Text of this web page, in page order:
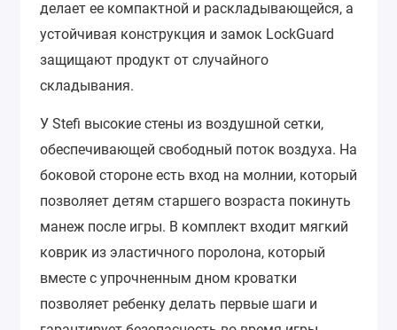
делает ее компактной и раскладывающейся, а
устойчивая конструкция и замок LockGuard
защищают продукт от случайного
складывания.
У Stefi высокие стены из воздушной сетки,
обеспечивающей свободный поток воздуха. На
боковой стороне есть вход на молнии, который
позволяет детям старшего возраста покинуть
манеж после игры. В комплект входит мягкий
коврик из эластичного поролона, который
вместе с упрочненным дном кроватки
позволяет ребенку делать первые шаги и